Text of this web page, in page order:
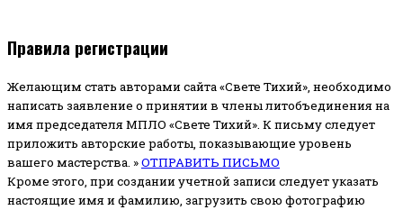
Правила регистрации
Желающим стать авторами сайта «Свете Тихий», необходимо
написать заявление о принятии в члены литобъединения на
имя председателя МПЛО «Свете Тихий». К письму следует
приложить авторские работы, показывающие уровень
вашего мастерства. »ОТПРАВИТЬ ПИСЬМО
Кроме этого, при создании учетной записи следует указать
настоящие имя и фамилию, загрузить свою фотографию